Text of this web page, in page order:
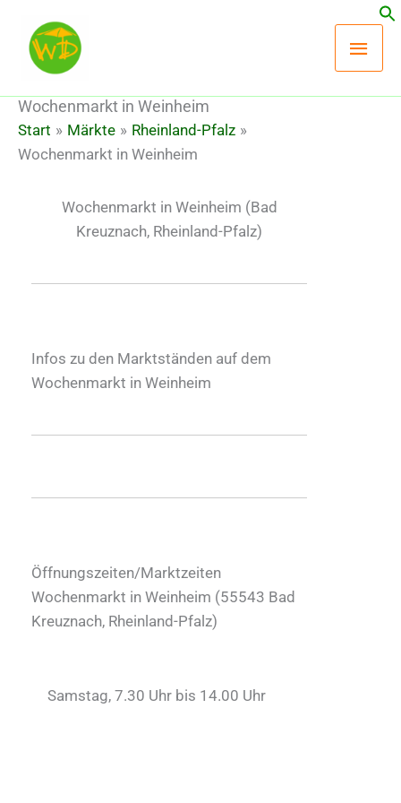
Inhalt
springen
Wochenmarkt in Weinheim
Start Märkte
Rheinland-Pfalz
Wochenmarkt in Weinheim
Wochenmarkt in Weinheim (Bad
Kreuznach, Rheinland-Pfalz)
Infos zu den Marktständen auf dem
Wochenmarkt in Weinheim
Öffnungszeiten/Marktzeiten
Wochenmarkt in Weinheim (55543 Bad
Kreuznach, Rheinland-Pfalz)
Samstag, 7.30 Uhr bis 14.00 Uhr